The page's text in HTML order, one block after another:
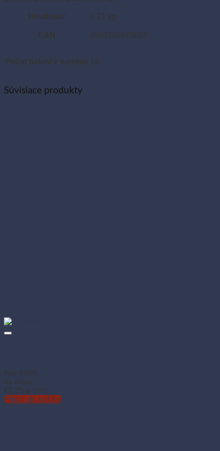
Hmotnosť 0.21 kg
EAN 8591199870083
Počet balení v kartóne 16
Súvisiace produkty
Kód: 87003
Na sklade
€2.35 (s DPH)
Pridať do košíka